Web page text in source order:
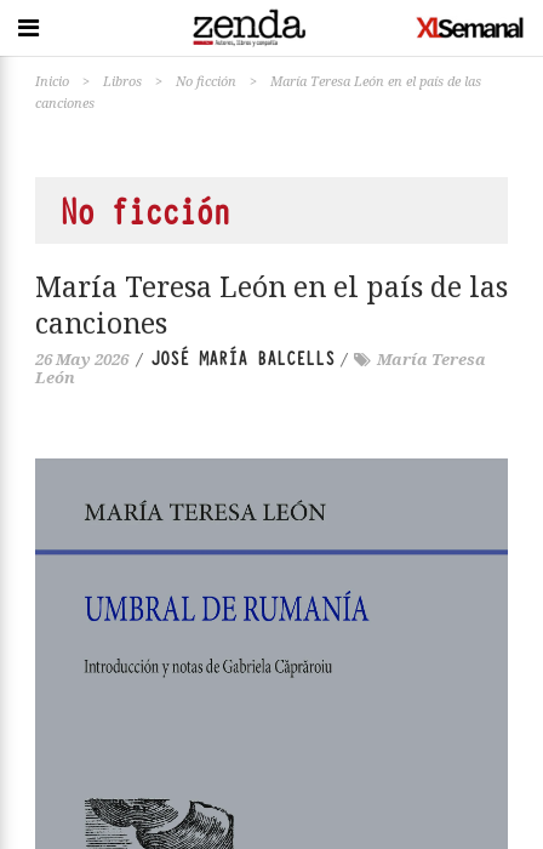
Inicio > Libros > No ficción >
María Teresa León en el país de las
canciones
No ficción
María Teresa León en el país de las
canciones
26 May 2026 / JOSÉ MARÍA BALCELLS /
María Teresa
León